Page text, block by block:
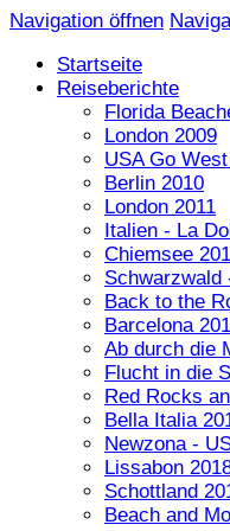
Navigation öffnen
Startseite
Reiseberichte
Florida
London 2009
USA Go
Berlin 2010
London 2011
Italien - La
Chiemsee
Schwarzwald
Back to the
Barcelona
Ab durch die
Flucht in die
Red Rocks
Bella Italia
Newzona -
Lissabon
Schottland
Beach and